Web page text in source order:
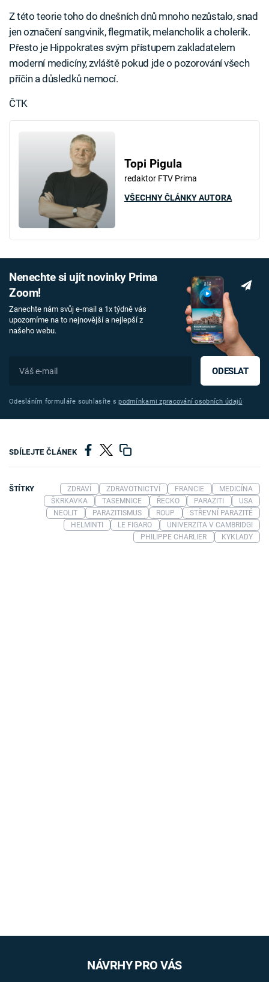
Z této teorie toho do dnešních dnů mnoho nezůstalo, snad
jen označení sangvinik, flegmatik, melancholik a cholerik.
Přesto je Hippokrates svým přístupem zakladatelem
moderní medicíny, zvláště pokud jde o pozorování všech
příčin a důsledků nemocí.
ČTK
Topi Pigula
redaktor FTV Prima
VŠECHNY ČLÁNKY AUTORA
Nenechte si ujít novinky Prima
Zoom!
Zanechte nám svůj e-mail a 1x týdně vás
upozorníme na to nejnovější a nejlepší z
našeho webu.
ODESLAT
Odesláním formuláře souhlasíte spodmínkami zpracování osobních údajů
SDÍLEJTE ČLÁNEK
ŠTÍTKY ZDRAVÍ ZDRAVOTNICTVÍ FRANCIE
MEDICÍNA
ŠKRKAVKA
TASEMNICE ŘECKO PARAZITI
USA
NEOLIT
PARAZITISMUS ROUP
STŘEVNÍ PARAZITÉ
HELMINTI
LE FIGARO
UNIVERZITA V CAMBRIDGI
PHILIPPE CHARLIER
KYKLADY
NÁVRHY PRO VÁS